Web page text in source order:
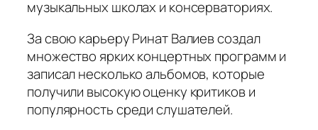
музыкальных школах и консерваториях.
За свою карьеру Ринат Валиев создал
множество ярких концертных программ и
записал несколько альбомов, которые
получили высокую оценку критиков и
популярность среди слушателей.